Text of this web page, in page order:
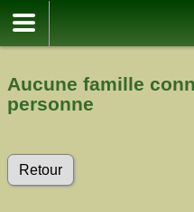
Aucune famille
personne
Retour